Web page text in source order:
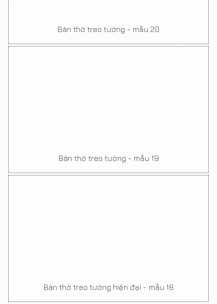
Bàn thờ treo tường - mẫu 20
Bàn thờ treo tường - mẫu 19
Bàn thờ treo tường hiện đại - mẫu 18